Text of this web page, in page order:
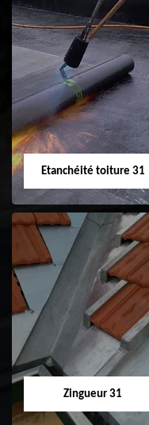
Peinture sur tuile
31
Etanchéité toiture 31
Etanchéité toiture
31
Zingueur 31